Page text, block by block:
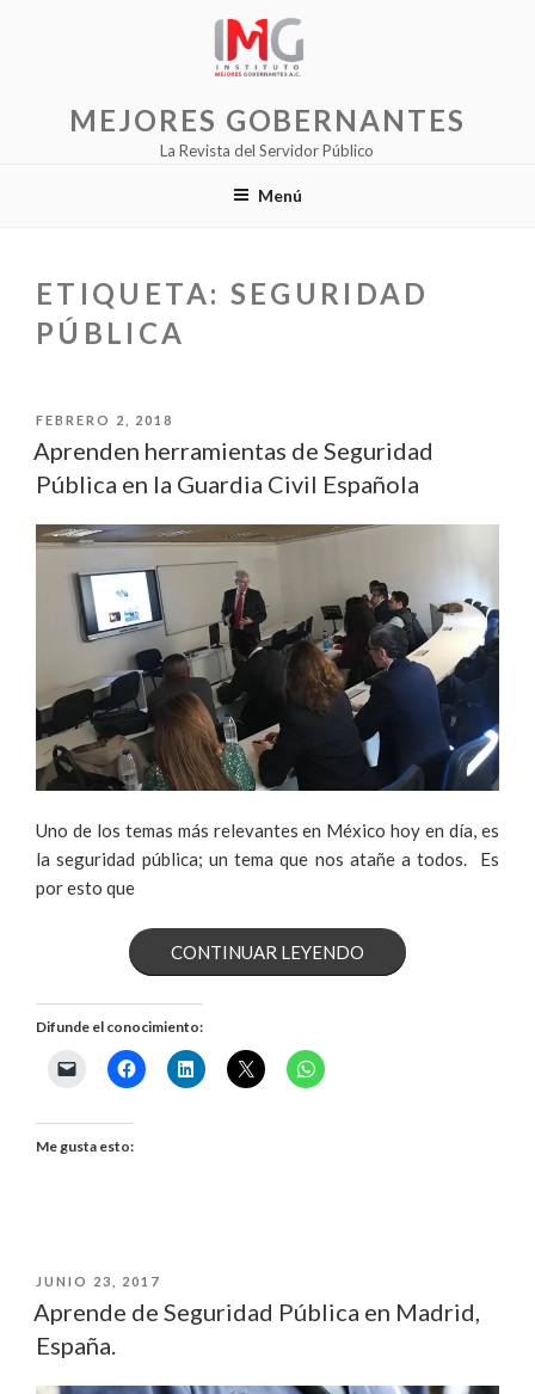
MEJORES GOBERNANTES
La Revista del Servidor Público
Menú
ETIQUETA: SEGURIDAD
PÚBLICA
PUBLICADO
FEBRERO 2, 2018
Aprenden herramientas de Seguridad
Pública en la Guardia Civil Española
Uno de los temas más relevantes en México hoy en día, es
la seguridad pública; un tema que nos atañe a todos. Es
por esto que
CONTINUAR LEYENDO«APRENDEN
ESPAÑOLA»
Difunde el conocimiento:
Me gusta esto:
PUBLICADO
JUNIO 23, 2017
Aprende de Seguridad Pública en Madrid,
España.